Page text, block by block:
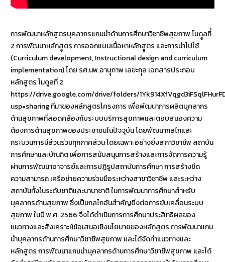
การพัฒนาหลักสูตรบุคลากรแกนนำด้านการศึกษาวิชาชีพสุขภาพ โมดููลที่่
2 การพัฒนาหลักสููตร การออกแบบเนื้อหาหลักสููตร และการนำไปใช้
(Curriculum development, Instructional design and curriculum
implementation) โดย รศ.นพ.อานุุภาพ เลขะกุุล เอกสารประกอบ
หลักสูตร โมดูลที่ 2
https://drive.google.com/drive/folders/
usp=sharing ที่มาของหลักสูตรโครงการ เพื่อพัฒนาการผลิตบุคลากร
ด้านสุขภาพที่สอดคล้องกับระบบบริการสุขภาพและตอบสนองความ
ต้องการด้านสุขภาพของประชาชนในปัจจุบัน โดยพัฒนากลไกและ
กระบวนการมีส่วนร่วมทุกภาคส่วน โดยเฉพาะอย่างยิ่งสภาวิชาชีพ สถาบัน
การศึกษาและบัณฑิต เพื่อการสนับสนุนการสร้างและการจัดการความรู้
ผ่านการพัฒนาอาจารย์และการปฏิรูปสถาบันการศึกษา การสร้างขีด
ความสามารถ เครือข่ายความร่วมมือระหว่างสาขาวิชาชีพ และระหว่าง
สถาบันทั้งในระดับชาติและนานาชาติ ในการพัฒนาการศึกษาสำหรับ
บุคลากรด้านสุขภาพ ซึ่งเป็นกลไกอันสำคัญยิ่งต่อการขับเคลื่อนระบบ
สุขภาพ ในปี พ.ศ. 2566 จึงได้ดำเนินการการศึกษาประสิทธิผลของ
แนวทางและสังเคราะห์ข้อเสนอเชิงนโยบายของหลักสูตร การพัฒนาแกน
นำบุคลากรด้านการศึกษาวิชาชีพสุขภาพ และได้จัดทำแนวทางและ
หลักสูตร การพัฒนาแกนนำบุคลากรด้านการศึกษาวิชาชีพสุขภาพ และได้